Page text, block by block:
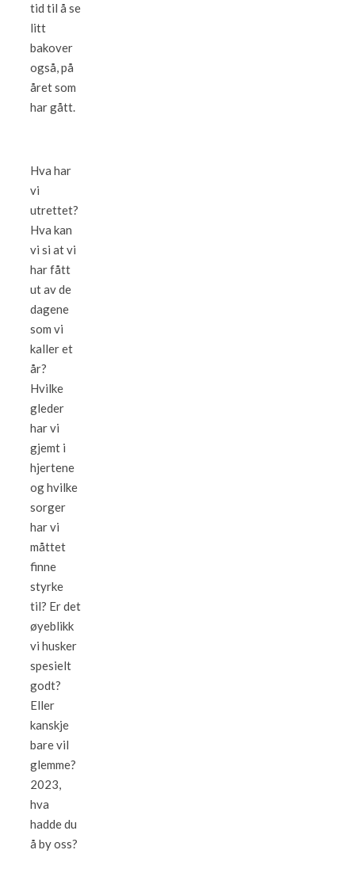
tid til å se
litt
bakover
også, på
året som
har gått.
Hva har
vi
utrettet?
Hva kan
vi si at vi
har fått
ut av de
dagene
som vi
kaller et
år?
Hvilke
gleder
har vi
gjemt i
hjertene
og hvilke
sorger
har vi
måttet
finne
styrke
til? Er det
øyeblikk
vi husker
spesielt
godt?
Eller
kanskje
bare vil
glemme?
2023,
hva
hadde du
å by oss?